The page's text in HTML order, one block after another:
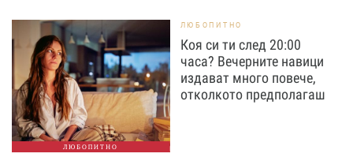
ЛЮБОПИТНО
ЛЮБОПИТНО
Коя си ти след 20:00
часа? Вечерните навици
издават много повече,
отколкото предполагаш